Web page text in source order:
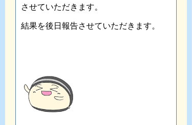
させていただきます。
結果を後日報告させていただきます。